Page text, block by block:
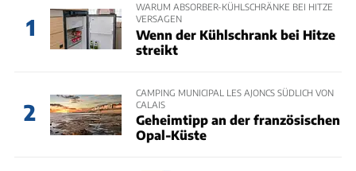
1
WARUM ABSORBER-KÜHLSCHRÄNKE BEI HITZE
VERSAGEN
Wenn der Kühlschrank bei Hitze
streikt
2
CAMPING MUNICIPAL LES AJONCS SÜDLICH VON
CALAIS
Geheimtipp an der französischen
Opal-Küste